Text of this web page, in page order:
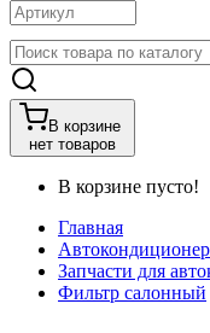
В корзине
нет товаров
В корзине пусто!
Главная
Запчасти для
Фильтр салонный